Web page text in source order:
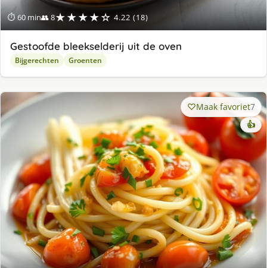
⏱ 60 min👥 8★★★★☆ 4.22 (18)
Gestoofde bleekselderij uit de oven
Bijgerechten Groenten
Maak favoriet7
👍